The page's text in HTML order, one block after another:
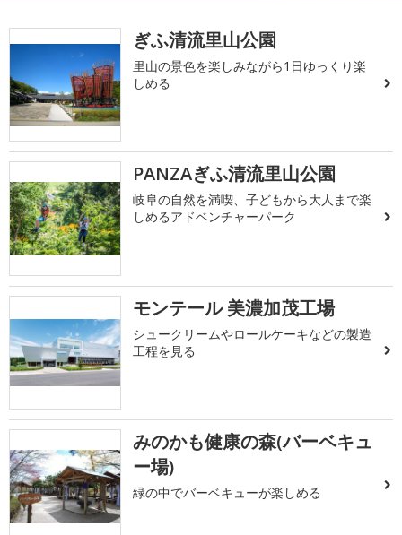
ぎふ清流里山公園
里山の景色を楽しみながら1日ゆっくり楽
しめる
PANZAぎふ清流里山公園
岐阜の自然を満喫、子どもから大人まで楽
しめるアドベンチャーパーク
モンテール 美濃加茂工場
シュークリームやロールケーキなどの製造
工程を見る
みのかも健康の森(バーベキュ
ー場)
緑の中でバーベキューが楽しめる